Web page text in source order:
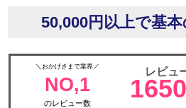
50,000円以上で基本
＼おかげさまで業界／
NO,1
のレビュー数
レビュ